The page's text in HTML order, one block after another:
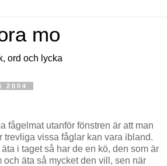
mo
ord och lycka
2004
fågelmat utanför fönstren är att man
trevliga vissa fåglar kan vara ibland.
i taget så har de en kö, den som är
och äta så mycket den vill, sen när